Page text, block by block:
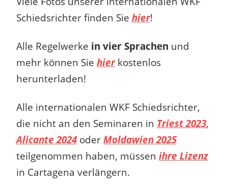
Schiedsrichter finden Sie hier!
Alle Regelwerke in vier Sprachen und
mehr können Sie hierkostenlos
herunterladen!
Alle internationalen WKF Schiedsrichter,
die nicht an den Seminaren in Triest 2023,
Alicante 2024oder Moldawien 2025
teilgenommen haben, müssen ihre Lizenz
in Cartagena verlängern.